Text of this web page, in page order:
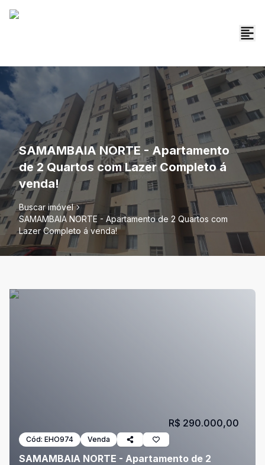
SAMAMBAIA NORTE - Apartamento
de 2 Quartos com Lazer Completo á
venda!
Buscar imóvel
SAMAMBAIA NORTE - Apartamento de 2 Quartos com
Lazer Completo á venda!
Cód: EHO974 Venda
SAMAMBAIA NORTE - Apartamento de 2
R$ 290.000,00